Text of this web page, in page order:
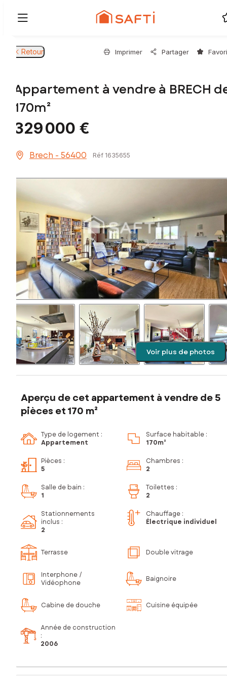
Retour Imprimer Partager
Appartement à vendre à BRECH
170m²
329 000 €
Brech - 56400 Réf 1635655
Voir plus de photos
Aperçu de cet appartement à vendre de 5
pièces et 170 m²
Type de logement :
Appartement
Surface habitable :
170m²
Pièces :
5
Chambres :
2
Salle de bain :
1
Toilettes :
2
Stationnements
inclus :
2
Chauffage :
Électrique individuel
Terrasse Double vitrage
Interphone /
Vidéophone
Baignoire
Cabine de douche Cuisine équipée
Année de construction
:
2006